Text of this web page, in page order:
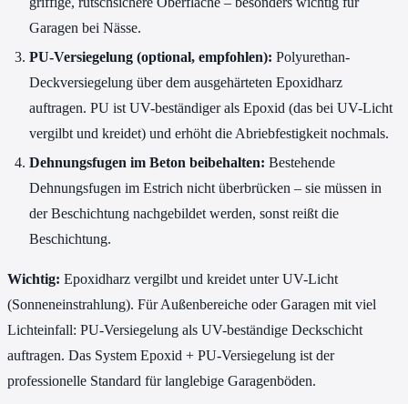
Garagen bei Nässe.
PU-Versiegelung (optional, empfohlen): Polyurethan-
Deckversiegelung über dem ausgehärteten Epoxidharz
auftragen. PU ist UV-beständiger als Epoxid (das bei UV-Licht
vergilbt und kreidet) und erhöht die Abriebfestigkeit nochmals.
Dehnungsfugen im Beton beibehalten: Bestehende
Dehnungsfugen im Estrich nicht überbrücken – sie müssen in
der Beschichtung nachgebildet werden, sonst reißt die
Beschichtung.
Wichtig: Epoxidharz vergilbt und kreidet unter UV-Licht
(Sonneneinstrahlung). Für Außenbereiche oder Garagen mit viel
Lichteinfall: PU-Versiegelung als UV-beständige Deckschicht
auftragen. Das System Epoxid + PU-Versiegelung ist der
professionelle Standard für langlebige Garagenböden.